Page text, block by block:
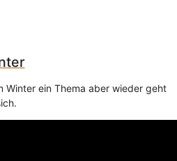
Winter ein Thema aber wieder geht